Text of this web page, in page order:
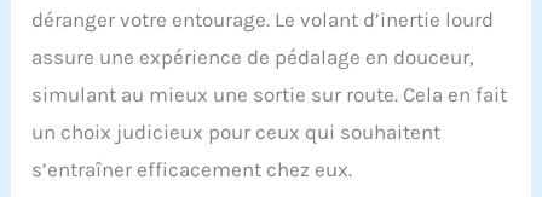
un mouvement
silencieux et fluide.
Sans le problème d'une
poulie de courroie
cassée, d'une courroie
qui tombe, de débris de
ceinture ou du bruit
déranger votre entourage. Le volant d’inertie lourd
assure une expérience de pédalage en douceur,
simulant au mieux une sortie sur route. Cela en fait
un choix judicieux pour ceux qui souhaitent
s’entraîner efficacement chez eux.